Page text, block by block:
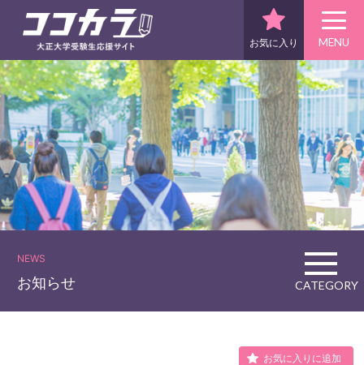
お気に入り MENU
NEWS
お知らせ CATEGORY
お気に入りに追加